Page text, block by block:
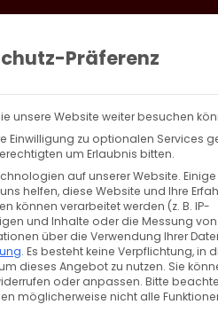
Zurück Vor
Präferenz
unsere Website weiter besuchen
Einwilligung zu optionalen Services
um Erlaubnis bitten.
auf unserer Website.
helfen, diese Website und Ihre
können verarbeitet werden (z. B. IP-
und Inhalte oder die Messung von
über die Verwendung Ihrer
. Es besteht keine Verpflichtung, in
dieses Angebot zu nutzen. Sie
oder anpassen. Bitte
möglicherweise nicht alle